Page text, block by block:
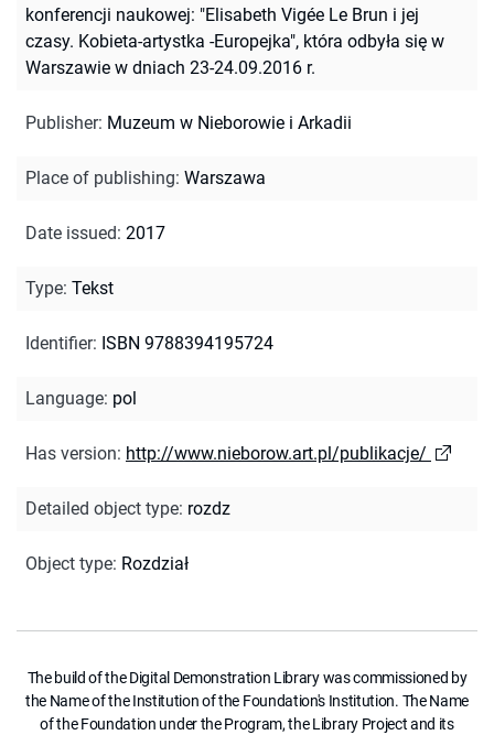
konferencji naukowej: "Elisabeth Vigée Le Brun i jej
czasy. Kobieta-artystka -Europejka", która odbyła się w
Warszawie w dniach 23-24.09.2016 r.
Publisher: Muzeum w Nieborowie i Arkadii
Place of publishing: Warszawa
Date issued: 2017
Type: Tekst
Identifier: ISBN 9788394195724
Language: pol
Has version: http://www.nieborow.art.pl/publikacje/
Detailed object type: rozdz
Object type: Rozdział
The build of the Digital Demonstration Library was commissioned by
the Name of the Institution of the Foundation's Institution. The Name
of the Foundation under the Program, the Library Project and its